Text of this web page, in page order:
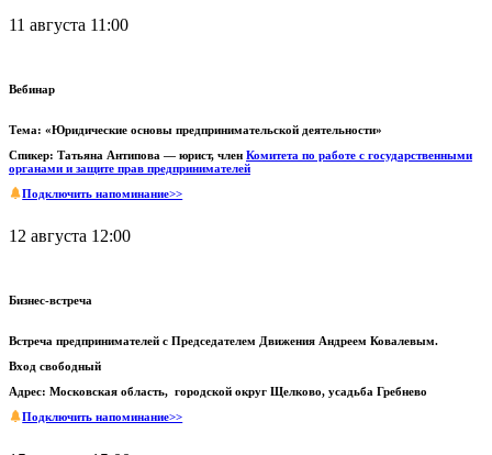
11 августа 11:00
Вебинар
Тема: «Юридические основы предпринимательской деятельности»
Спикер: Татьяна Антипова — юрист, член Комитета по работе с государственными
органами и защите прав предпринимателей
Подключить напоминание>>
12 августа 12:00
Бизнес-встреча
Встреча предпринимателей с Председателем Движения Андреем Ковалевым.
Вход свободный
Адрес: Московская область, городской округ Щелково, усадьба Гребнево
Подключить напоминание>>